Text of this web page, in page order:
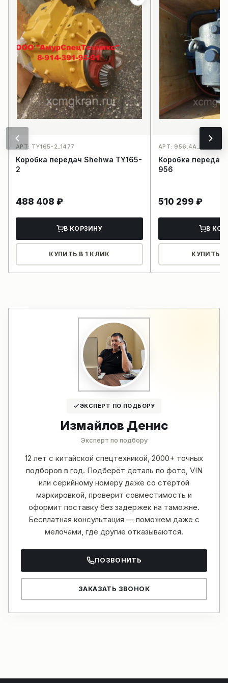
АРТ: TY165-2_1477
Коробка передач Shehwa TY165-
2
488 408 ₽
В КОРЗИНУ
КУПИТЬ В 1 КЛИК
АРТ: 956.4A_1494
Коробка
956
510 299 ₽
В
КУПИТЬ В
ЭКСПЕРТ ПО ПОДБОРУ
Измайлов Денис
Эксперт по подбору
12 лет с китайской спецтехникой, 2000+ точных
подборов в год. Подберёт деталь по фото, VIN
или серийному номеру даже со стёртой
маркировкой, проверит совместимость и
оформит поставку без задержек на таможне.
Бесплатная консультация — поможем даже с
мелочами, где другие отказываются.
ПОЗВОНИТЬ
ЗАКАЗАТЬ ЗВОНОК